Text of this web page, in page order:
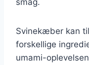
Svinekæber kan
forskellige
umami-